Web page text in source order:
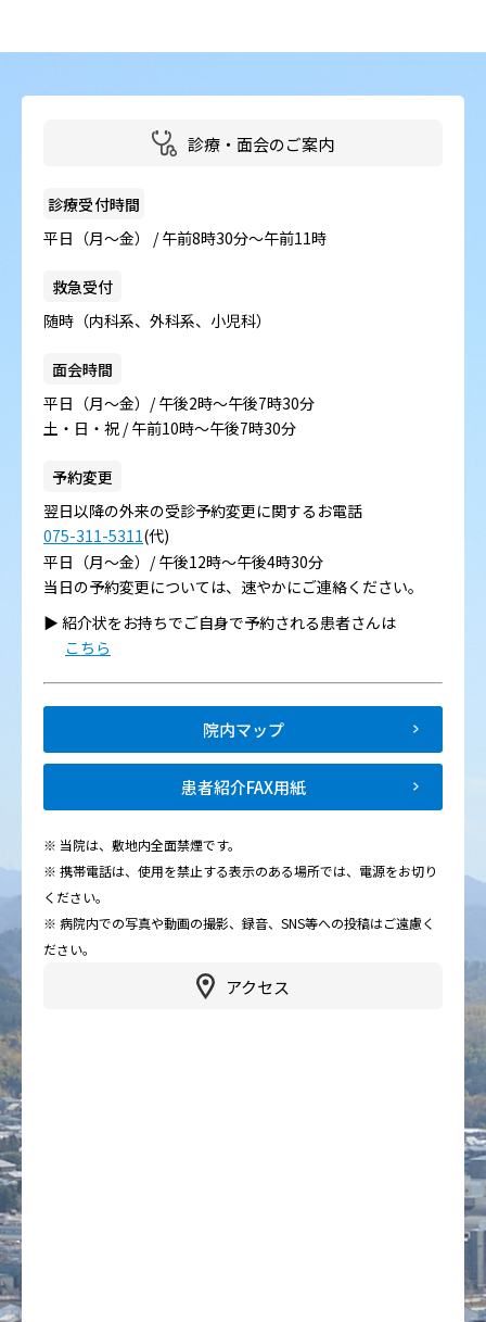
アクセス
診療・面会のご案内
診療受付時間
平日（月～金） / 午前8時30分～午前11時
救急受付
随時（内科系、外科系、小児科）
面会時間
平日（月～金）/ 午後2時～午後7時30分
土・日・祝 / 午前10時～午後7時30分
予約変更
翌日以降の外来の受診予約変更に関するお電話
075-311-5311(代)
平日（月～金）/ 午後12時～午後4時30分
当日の予約変更については、速やかにご連絡ください。
▶︎ 紹介状をお持ちでご自身で予約される患者さんは
こちら
院内マップ
患者紹介FAX用紙
※ 当院は、敷地内全面禁煙です。
※ 携帯電話は、使用を禁止する表示のある場所では、電源をお切り
ください。
※ 病院内での写真や動画の撮影、録音、SNS等への投稿はご遠慮く
ださい。